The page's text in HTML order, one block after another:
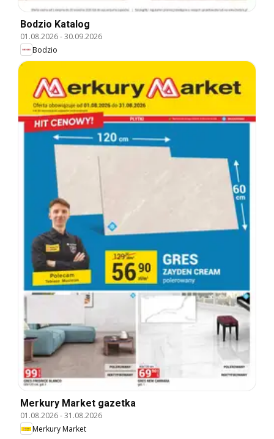
Bodzio Katalog
01.08.2026-30.09.2026
Bodzio
Merkury Market gazetka
01.08.2026-31.08.2026
Merkury Market